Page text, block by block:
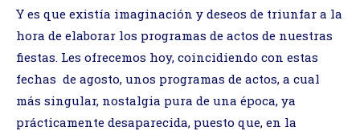
Y es que existía imaginación y deseos de triunfar a la
hora de elaborar los programas de actos de nuestras
fiestas. Les ofrecemos hoy, coincidiendo con estas
fechas de agosto, unos programas de actos, a cual
más singular, nostalgia pura de una época, ya
prácticamente desaparecida, puesto que, en la